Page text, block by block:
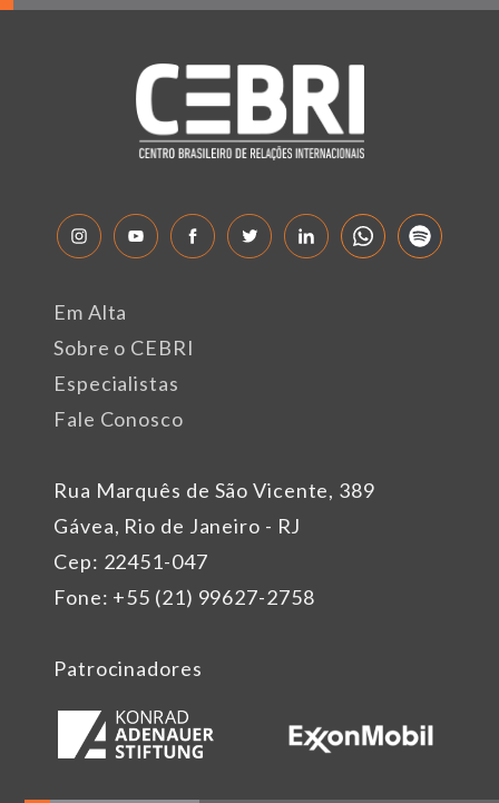
Rua Marquês de São Vicente, 389
Gávea, Rio de Janeiro - RJ
Cep: 22451-047
Fone: +55 (21) 99627-2758
Em Alta
Sobre o CEBRI
Especialistas
Fale Conosco
Patrocinadores